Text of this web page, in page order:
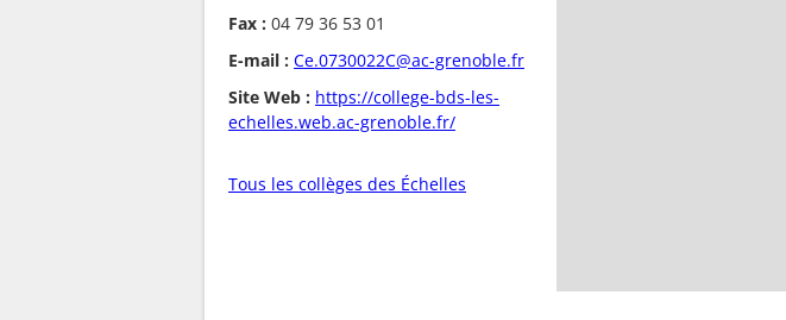
Fax : 04 79 36 53 01
E-mail : Ce.0730022C@ac-grenoble.fr
Site Web : https://college-bds-les-
echelles.web.ac-grenoble.fr/
Tous les collèges des Échelles